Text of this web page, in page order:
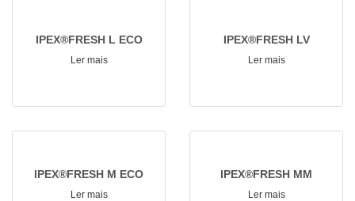
IPEX®FRESH L ECO
Ler mais
IPEX®FRESH LV
Ler mais
IPEX®FRESH M ECO
Ler mais
IPEX®FRESH MM
Ler mais